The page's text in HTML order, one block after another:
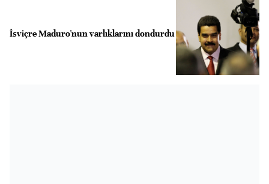
İsviçre Maduro'nun varlıklarını dondurdu